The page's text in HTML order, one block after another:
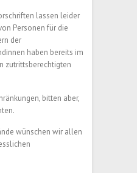
lassen leider
Personen für die
der
haben bereits im
zutrittsberechtigten
bitten aber,
wünschen wir allen